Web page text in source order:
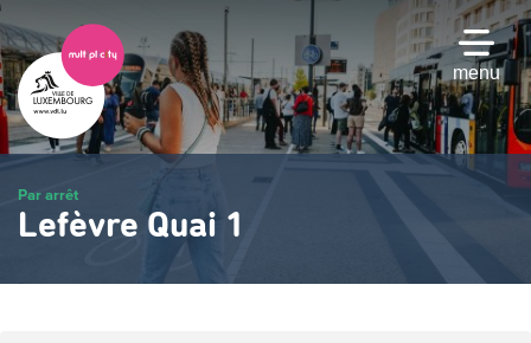
Passer
au
contenu
principal
menu
Par arrêt
Lefèvre Quai 1